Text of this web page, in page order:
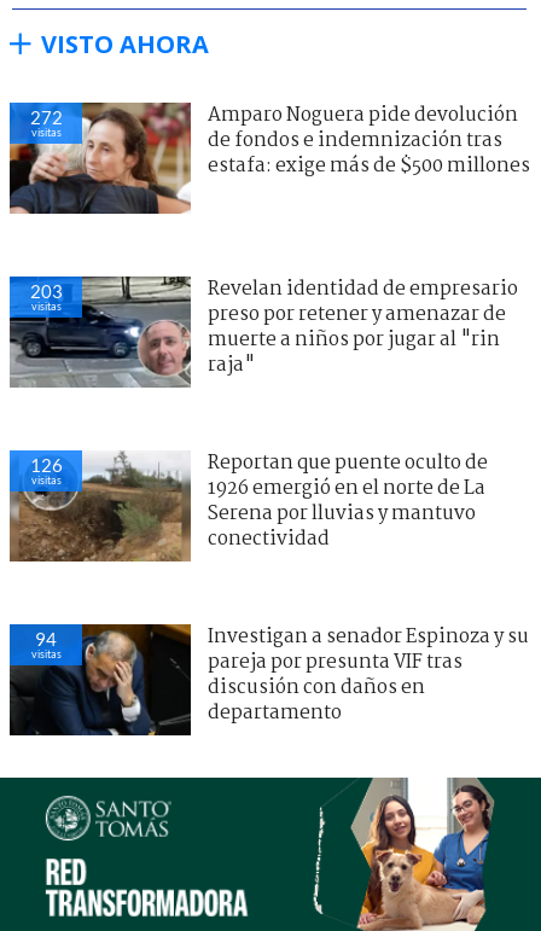
VISTO AHORA
272
visitas
Amparo Noguera pide devolución
de fondos e indemnización tras
estafa: exige más de $500 millones
203
visitas
Revelan identidad de empresario
preso por retener y amenazar de
muerte a niños por jugar al "rin
raja"
126
visitas
Reportan que puente oculto de
1926 emergió en el norte de La
Serena por lluvias y mantuvo
conectividad
94
visitas
Investigan a senador Espinoza y su
pareja por presunta VIF tras
discusión con daños en
departamento